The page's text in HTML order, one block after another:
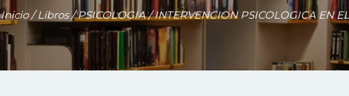
Inicio/Libros/PSICOLOGIA/ INTERVENCION PSICOLOGICA EN